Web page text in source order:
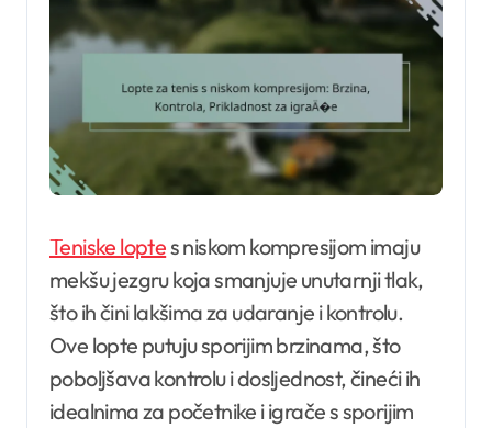
Teniske loptes niskom kompresijom imaju
mekšu jezgru koja smanjuje unutarnji tlak,
što ih čini lakšima za udaranje i kontrolu.
Ove lopte putuju sporijim brzinama, što
poboljšava kontrolu i dosljednost, čineći ih
idealnima za početnike i igrače s sporijim